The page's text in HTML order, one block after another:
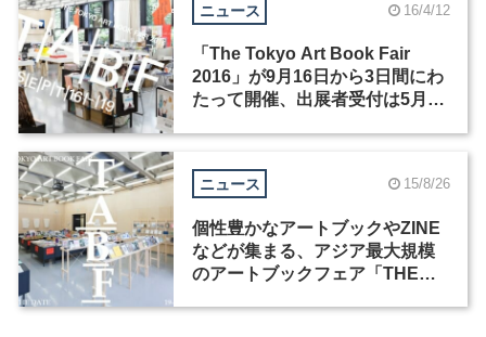
ニュース 16/4/12
「The Tokyo Art Book Fair
2016」が9月16日から3日間にわ
たって開催、出展者受付は5月上
ニュース 15/8/26
個性豊かなアートブックやZINE
などが集まる、アジア最大規模
のアートブックフェア「THE